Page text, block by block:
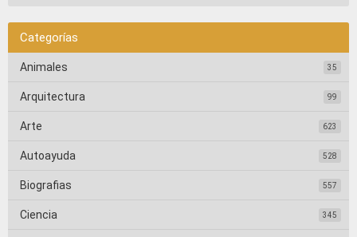
Categorías
Animales 35
Arquitectura 99
Arte 623
Autoayuda 528
Biografias 557
Ciencia 345